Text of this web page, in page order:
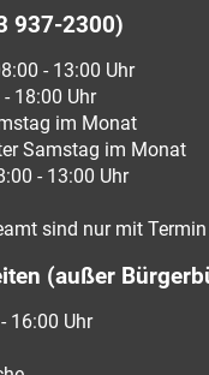
937-2300)
- 13:00 Uhr
18:00 Uhr
im Monat
Samstag im Monat
- 13:00 Uhr
sind nur mit
(außer
16:00 Uhr